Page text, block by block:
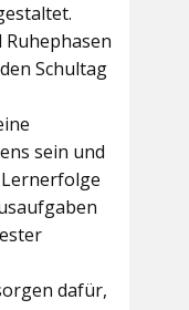
Schultag
sein und
dafür,